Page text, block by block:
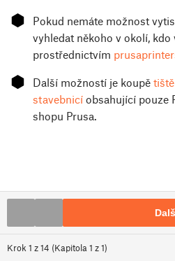
Krok 1 z14 (Kapitola 1 z1)
⬢
Pokud nemáte možnost
vyhledat někoho v okolí, kdo
prostřednictvím
⬢ Další možností je koupě
stavebnicí obsahující pouze
shopu Prusa.